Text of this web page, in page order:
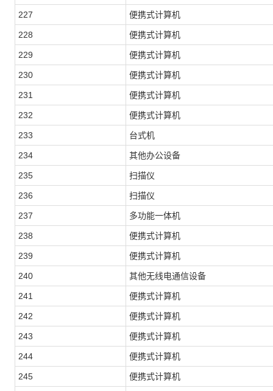
227 便携式计算机
228 便携式计算机
229 便携式计算机
230 便携式计算机
231 便携式计算机
232 便携式计算机
233 台式机
234 其他办公设备
235 扫描仪
236 扫描仪
237 多功能一体机
238 便携式计算机
239 便携式计算机
240 其他无线电通信设备
241 便携式计算机
242 便携式计算机
243 便携式计算机
244 便携式计算机
245 便携式计算机